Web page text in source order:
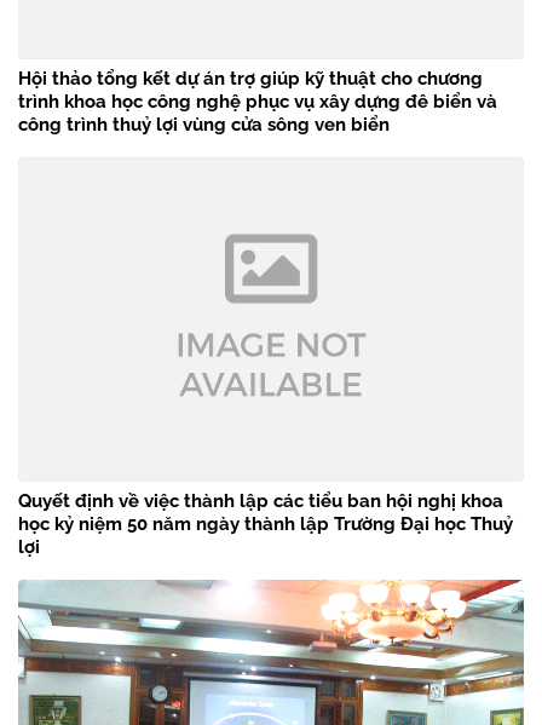
Hội thảo tổng kết dự án trợ giúp kỹ thuật cho chương
trình khoa học công nghệ phục vụ xây dựng đê biển và
công trình thuỷ lợi vùng cửa sông ven biển
Quyết định về việc thành lập các tiểu ban hội nghị khoa
học kỷ niệm 50 năm ngày thành lập Trường Đại học Thuỷ
lợi